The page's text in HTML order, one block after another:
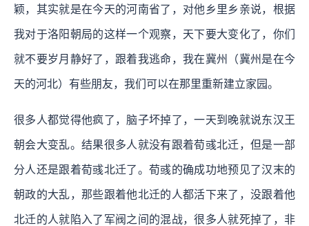
颖，其实就是在今天的河南省了，对他乡里乡亲说，根据
我对于洛阳朝局的这样一个观察，天下要大变化了，你们
就不要岁月静好了，跟着我逃命，我在冀州（冀州是在今
天的河北）有些朋友，我们可以在那里重新建立家园。
很多人都觉得他疯了，脑子坏掉了，一天到晚就说东汉王
朝会大变乱。结果很多人就没有跟着荀彧北迁，但是一部
分人还是跟着荀彧北迁了。荀彧的确成功地预见了汉末的
朝政的大乱，那些跟着他北迁的人都活下来了，没跟着他
北迁的人就陷入了军阀之间的混战，很多人就死掉了，非